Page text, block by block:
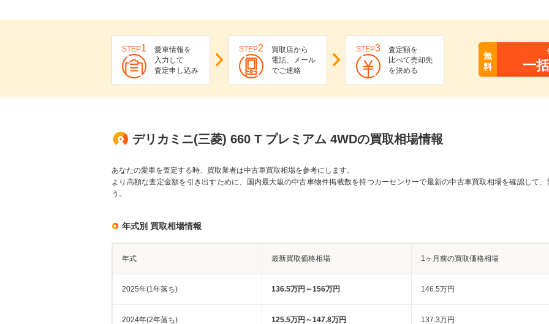
STEP1
愛車情報を
入力して
査定申し込み
STEP2
買取店から
電話、メール
でご連絡
STEP3
査定額を
比べて売却先
を決める
無
料
一
デリカミニ(三菱) 660 T プレミアム 4WDの買取相場情報
あなたの愛車を査定する時、買取業者は中古車買取相場を参考にします。
より高額な査定金額を引き出すために、国内最大級の中古車物件掲載数を持つカーセンサーで最新の中古車買取相場を確認して
う。
年式別 買取相場情報
年式 最新買取価格相場 1ヶ月前の買取価格相場
2025年(1年落ち) 136.5万円～156万円 146.5万円
2024年(2年落ち) 125.5万円～147.8万円 137.3万円